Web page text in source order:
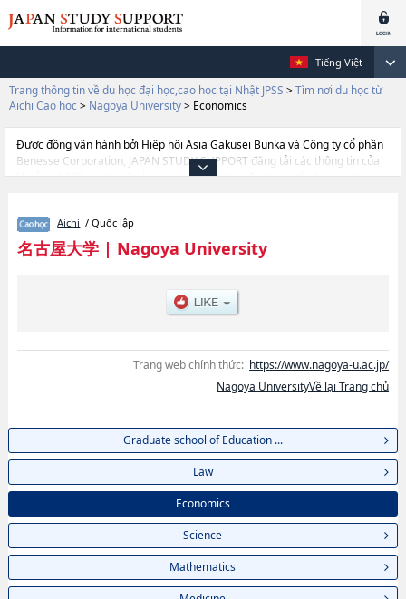
Tiếng Việt
Trang thông tin về du học đại học,cao học tại Nhật JPSS > Tìm nơi du học từ
Aichi Cao học > Nagoya University> Economics
Được đồng vận hành bởi Hiệp hội Asia Gakusei Bunka và Công ty cổ phần
Benesse Corporation, JAPAN STUDY SUPPORT đăng tải các thông tin của
khoảng 1.300 trường đại học, cao học, trường đại học ngắn hạn, trường
cần thiết dành cho du học sinh, như là về các Graduate school of
Education and Human
DevelopmenthoặcInformaticshoặcGraduate school of
HumanitieshoặcEnvironmental StudieshoặcPharmaceutical Sciences,
Aichi / Quốc lập
名古屋大学| Nagoya University
Trang web chính thức: https://www.nagoya-u.ac.jp/
Nagoya UniversityVề lại Trang chủ
Graduate school of Education ...
Law
Economics
Science
Mathematics